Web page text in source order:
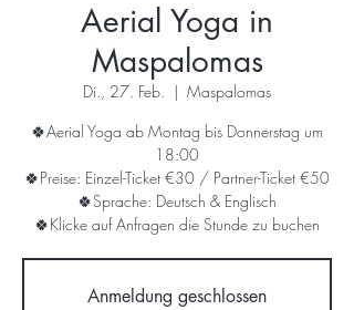
Aerial Yoga in
Maspalomas
Di., 27. Feb.
  |
Maspalomas
🍀Aerial Yoga ab Montag bis Donnerstag um
18:00
🍀Preise: Einzel-Ticket €30 / Partner-Ticket €50
🍀Sprache: Deutsch & Englisch
🍀Klicke auf Anfragen die Stunde zu buchen
Anmeldung geschlossen